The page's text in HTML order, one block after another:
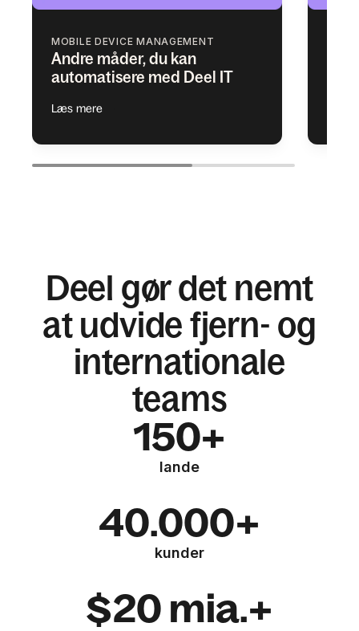
MOBILE DEVICE MANAGEMENT
Andre måder, du kan
automatisere med Deel IT
Læs mere
Deel gør det nemt
at udvide fjern- og
internationale
teams
150+
lande
40.000+
kunder
$20 mia.+